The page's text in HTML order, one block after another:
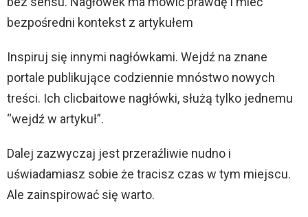
bezpośredni kontekst z artykułem
Inspiruj się innymi nagłówkami. Wejdź na znane
portale publikujące codziennie mnóstwo nowych
treści. Ich clicbaitowe nagłówki, służą tylko jednemu
“wejdź w artykuł”.
Dalej zazwyczaj jest przeraźliwie nudno i
uświadamiasz sobie że tracisz czas w tym miejscu.
Ale zainspirować się warto.